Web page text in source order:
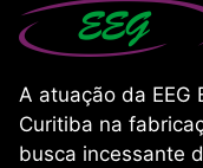
A atuação da EEG
Curitiba na
busca incessante